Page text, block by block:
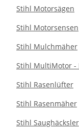
Stihl Motorsägen
Stihl Motorsensen
Stihl Mulchmäher
Stihl MultiMotor -
Stihl Rasenlüfter
Stihl Rasenmäher
Stihl Saughäcksler